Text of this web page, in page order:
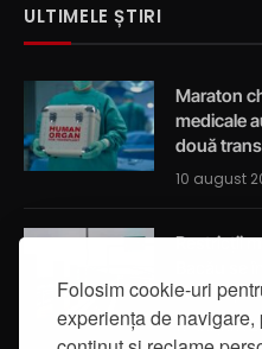
Folosim cookie-uri
experiența de
ULTIMELE ȘTIRI
Maraton
medicale
două
10 august
Restricții
auto în
10 august